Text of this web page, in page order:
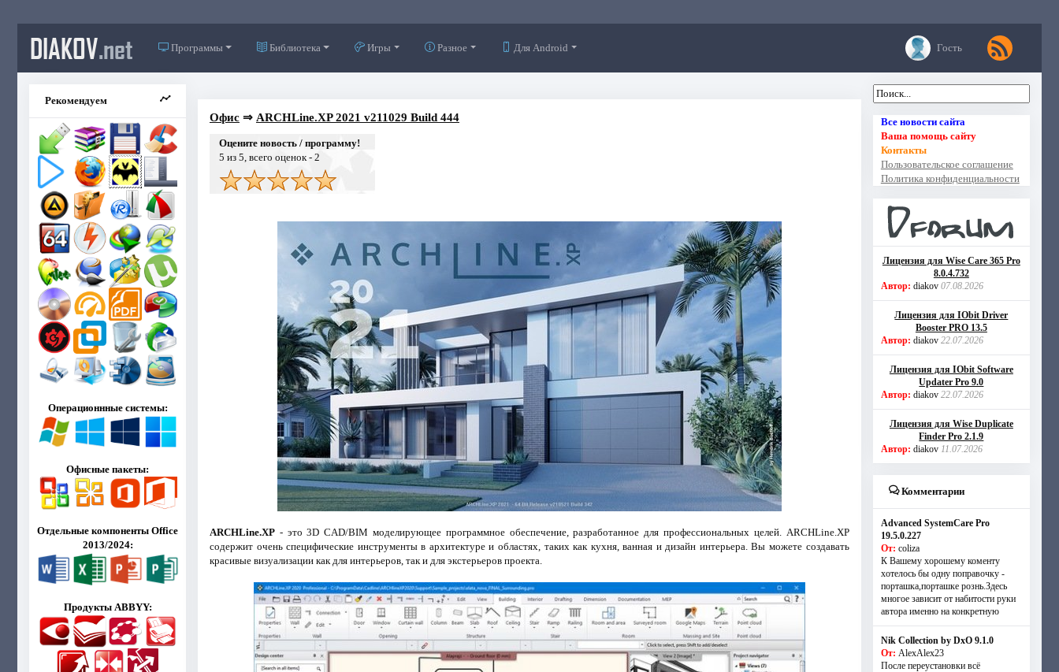
DIAKOV.net Программы Библиотека Игры Разное Для Android Гость
Рекомендуем
Операционнные системы:
Офисные пакеты:
Отдельные компоненты Office
2013/2024:
Продукты ABBYY:
Офис⇒ ARCHLine.XP 2021 v211029 Build 444
Оцените новость / программу!
5 из 5, всего оценок - 2
ARCHLine.XP- это 3D CAD/BIM моделирующее программное обеспечение, разработанное для профессиональных целей. ARCHLine.XP
содержит очень специфические инструменты в архитектуре и областях, таких как кухня, ванная и дизайн интерьера. Вы можете создавать
красивые визуализации как для интерьеров, так и для экстерьеров проекта.
Все новости сайта
Ваша помощь сайту
Контакты
Пользовательское соглашение
Политика конфиденциальности
Лицензия для Wise Care 365 Pro
8.0.4.732
Автор: diakov 07.08.2026
Лицензия для IObit Driver
Booster PRO 13.5
Автор: diakov 22.07.2026
Лицензия для IObit Software
Updater Pro 9.0
Автор: diakov 22.07.2026
Лицензия для Wise Duplicate
Finder Pro 2.1.9
Автор: diakov 11.07.2026
Комментарии
Advanced SystemCare Pro
19.5.0.227
От: coliza
К Вашему хорошему коменту
хотелось бы одну поправочку -
порташка,порташке рознь.Здесь
многое зависит от набитости руки
автора именно на конкретную
Nik Collection by DxO 9.1.0
От: AlexAlex23
После переустановки всё